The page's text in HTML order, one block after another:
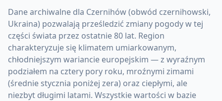
Dane archiwalne dla Czernihów (obwód czernihowski,
Ukraina) pozwalają prześledzić zmiany pogody w tej
części świata przez ostatnie 80 lat. Region
charakteryzuje się klimatem umiarkowanym,
chłodniejszym wariancie europejskim — z wyraźnym
podziałem na cztery pory roku, mroźnymi zimami
(średnie stycznia poniżej zera) oraz ciepłymi, ale
niezbyt długimi latami. Wszystkie wartości w bazie